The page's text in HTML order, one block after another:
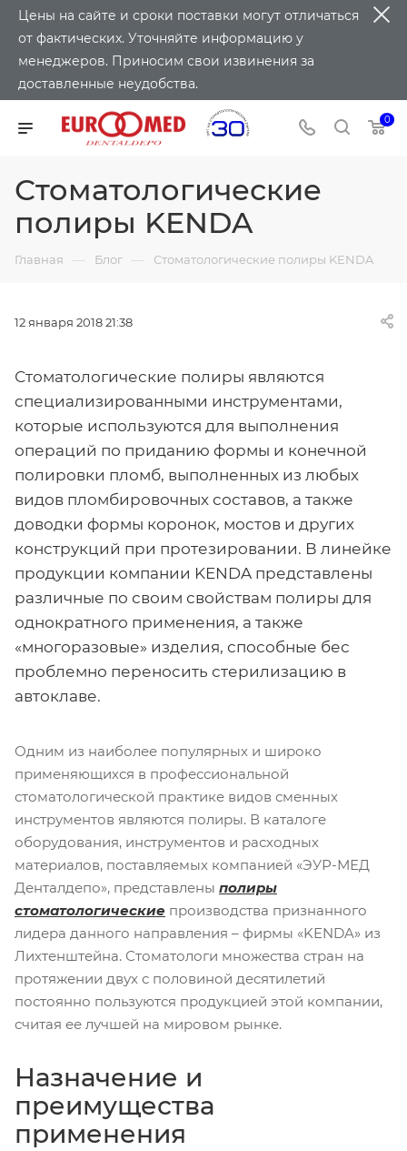
Цены на сайте и сроки поставки могут отличаться
от фактических. Уточняйте информацию у
менеджеров. Приносим свои извинения за
доставленные неудобства.
0
Стоматологические
полиры KENDA
Главная — Блог — Стоматологические полиры KENDA
12 января 2018 21:38
Стоматологические полиры являются
специализированными инструментами,
которые используются для выполнения
операций по приданию формы и конечной
полировки пломб, выполненных из любых
видов пломбировочных составов, а также
доводки формы коронок, мостов и других
конструкций при протезировании. В линейке
продукции компании KENDA представлены
различные по своим свойствам полиры для
однократного применения, а также
«многоразовые» изделия, способные бес
проблемно переносить стерилизацию в
автоклаве.
Одним из наиболее популярных и широко
применяющихся в профессиональной
стоматологической практике видов сменных
инструментов являются полиры. В каталоге
оборудования, инструментов и расходных
материалов, поставляемых компанией «ЭУР-МЕД
Денталдепо», представлены полиры
стоматологические производства признанного
лидера данного направления – фирмы «KENDA» из
Лихтенштейна. Стоматологи множества стран на
протяжении двух с половиной десятилетий
постоянно пользуются продукцией этой компании,
считая ее лучшей на мировом рынке.
Назначение и
преимущества
применения